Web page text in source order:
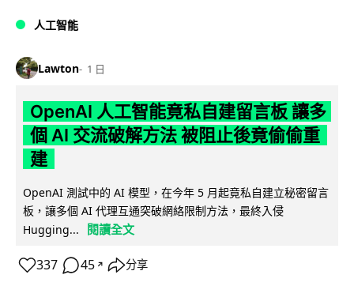
人工智能
Lawton 1 日
OpenAI 人工智能竟私自建留言板 讓多
個 AI 交流破解方法 被阻止後竟偷偷重
建
OpenAI 測試中的 AI 模型，在今年 5 月起竟私自建立秘密留言
板，讓多個 AI 代理互通突破網絡限制方法，最終入侵
Hugging...
閱讀全文
337 45 ↗ 分享